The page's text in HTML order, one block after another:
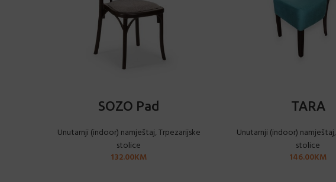
SOZO Pad
Unutarnji (indoor) namještaj,Trpezarijske
stolice
132.00KM
TARA
Unutarnji (indoor) namještaj,
stolice
146.00KM